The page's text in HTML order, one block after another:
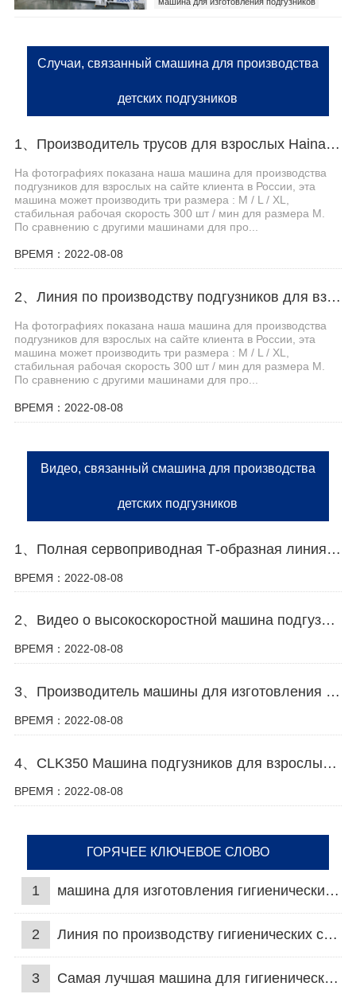
Случаи, связанный смашина для производства
детских подгузников
1、Производитель трусов для взрослых Haina помогает российскому заказчику эффективно производить
На фотографиях показана наша машина для производства
подгузников для взрослых на сайте клиента в России, эта
машина может производить три размера : M / L / XL,
стабильная рабочая скорость 300 шт / мин для размера M.
По сравнению с другими машинами для про...
ВРЕМЯ：2022-08-08
2、Линия по производству подгузников для взрослых Haina помогает клиентам из Центральной Азии увеличить производственные мощности
На фотографиях показана наша машина для производства
подгузников для взрослых на сайте клиента в России, эта
машина может производить три размера : M / L / XL,
стабильная рабочая скорость 300 шт / мин для размера M.
По сравнению с другими машинами для про...
ВРЕМЯ：2022-08-08
Видео, связанный смашина для производства
детских подгузников
1、Полная сервоприводная Т-образная линия по производству детских подгузников видео
ВРЕМЯ：2022-08-08
2、Видео о высокоскоростной машина подгузников для взрослых
ВРЕМЯ：2022-08-08
3、Производитель машины для изготовления подгузников в Китае
ВРЕМЯ：2022-08-08
4、CLK350 Машина подгузников для взрослых с & Видео с машиной для менструальных трусов
ВРЕМЯ：2022-08-08
ГОРЯЧЕЕ КЛЮЧЕВОЕ СЛОВО
1 машина для изготовления гигиенических салфеток
2 Линия по производству гигиенических салфеток
3 Самая лучшая машина для гигиенических салфеток